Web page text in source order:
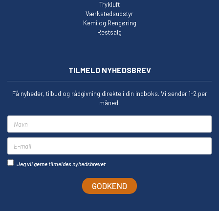
Trykluft
Værkstedsudstyr
Kemi og Rengøring
Restsalg
TILMELD NYHEDSBREV
Få nyheder, tilbud og rådgivning direkte i din indboks. Vi sender 1-2 per
måned.
Jeg vil gerne tilmeldes nyhedsbrevet
GODKEND